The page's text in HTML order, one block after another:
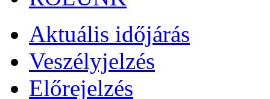
Aktuális időjárás
Veszélyjelzés
Előrejelzés